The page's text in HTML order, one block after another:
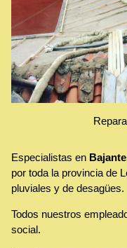
Especialistas en
por toda la provincia de
pluviales y de desagües.
Todos nuestros
social.